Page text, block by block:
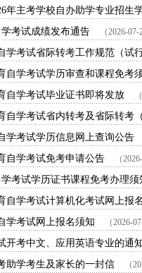
年主考学校自办助学专业招生
考试成绩发布通告
（2026-
学考试省际转考工作规范（试
自学考试学历审查和课程免考
自学考试毕业证书即将发放
自学考试省内转考及省际转考
学考试学历信息网上查询公告
自学考试免考申请公告
（
考试学历证书课程免考办理须
自学考试计算机化考试网上报
学考试网上报名须知
（2026-
开考中文、应用英语专业的通
助学考生及家长的一封信
（